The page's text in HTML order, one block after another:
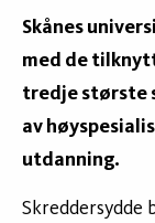
Skånes
med de
tredje største
av
utdanning.
Skreddersydde